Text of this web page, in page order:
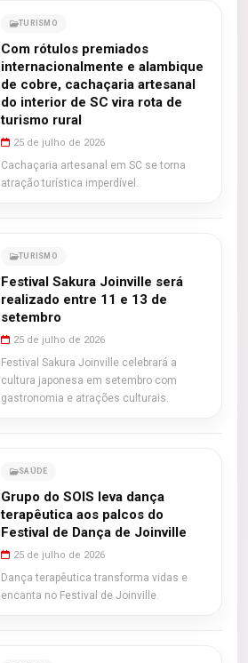
TURISMO
Com rótulos premiados
internacionalmente e alambique
de cobre, cachaçaria artesanal
do interior de SC vira rota de
turismo rural
25 de julho de 2026
Cachaçaria artesanal em SC se torna
atração turística imperdível.
TURISMO
Festival Sakura Joinville será
realizado entre 11 e 13 de
setembro
25 de julho de 2026
Festival Sakura Joinville celebrará a
cultura japonesa em setembro com
gastronomia e atrações culturais.
SAÚDE
Grupo do SOIS leva dança
terapêutica aos palcos do
Festival de Dança de Joinville
25 de julho de 2026
Dança terapêutica transforma vidas e
encanta no Festival de Joinville.